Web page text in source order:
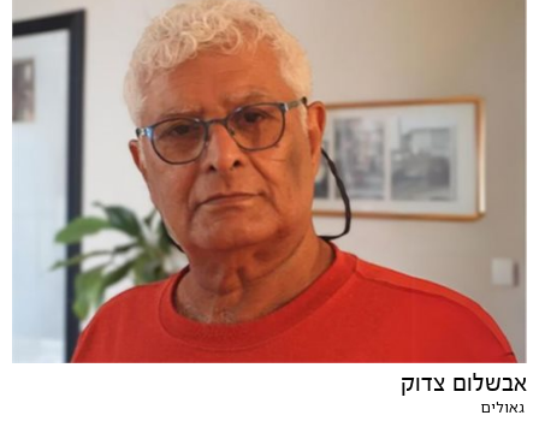
אבשלום צדוק
גאולים